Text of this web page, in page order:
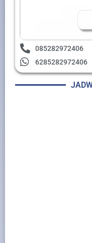
085282972406
6285282972406